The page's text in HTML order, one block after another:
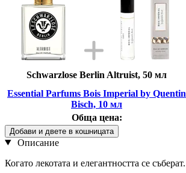
Schwarzlose Berlin Altruist, 50 мл
Essential Parfums Bois Imperial by Quentin
Bisch, 10 мл
Обща цена:
Добави и двете в кошницата
Описание
Когато лекотата и елегантността се съберат.